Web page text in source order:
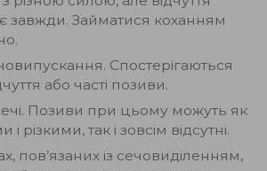
завжди. Займатися коханням
Спостерігаються
або часті позиви.
Позиви при цьому можуть як
різкими, так і зовсім відсутні.
пов’язаних із сечовиділенням,